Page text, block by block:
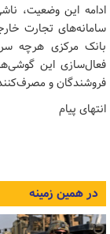
ادامه این وضعیت،
سامانه‌های تجارت
بانک مرکزی هرچه
فعال‌سازی این گوشی‌ها
فروشندگان و
انتهای پیام
در همین زمینه